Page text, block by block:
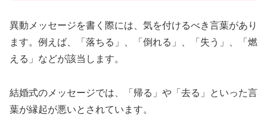
異動メッセージを書く際には、気を付けるべき言葉があり
ます。例えば、「落ちる」、「倒れる」、「失う」、「燃
える」などが該当します。
結婚式のメッセージでは、「帰る」や「去る」といった言
葉が縁起が悪いとされています。